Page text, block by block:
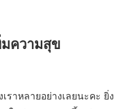
มความสุข
ราหลายอย่างเลยนะคะ ยิ่ง